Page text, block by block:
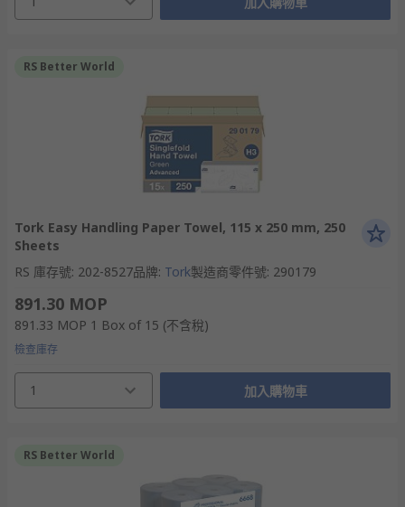
RS Better World
Tork Easy Handling Paper Towel, 115 x 250 mm, 250
Sheets
RS 庫存號: 202-8527品牌: Tork製造商零件號: 290179
891.30 MOP
891.33 MOP 1 Box of 15 (不含稅)
檢查庫存
1 加入購物車
RS Better World